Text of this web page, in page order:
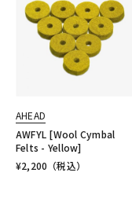
AHEAD
AWFYL [Wool Cymbal
Felts - Yellow]
¥2,200 （税込）